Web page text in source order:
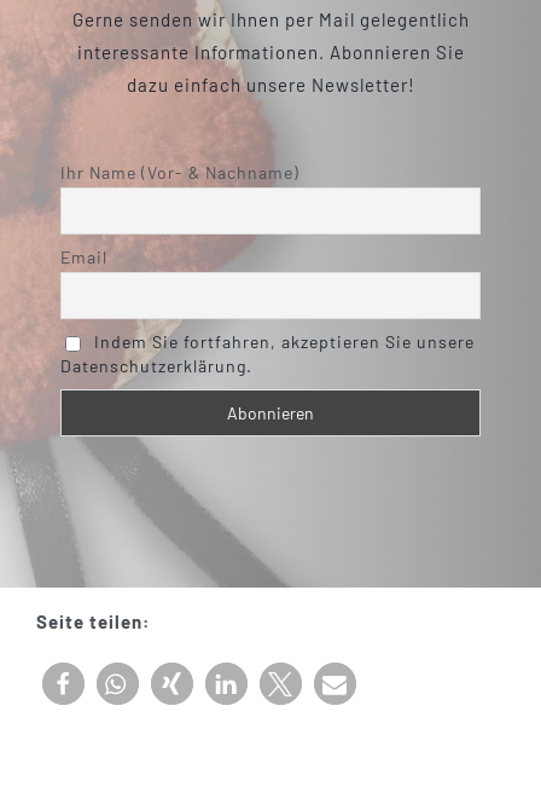
Gerne senden wir Ihnen per Mail gelegentlich
interessante Informationen. Abonnieren Sie
dazu einfach unsere Newsletter!
Ihr Name (Vor- & Nachname)
Email
Indem Sie fortfahren, akzeptieren Sie unsere
Datenschutzerklärung.
Seite teilen: